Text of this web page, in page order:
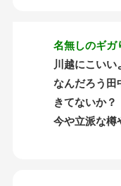
名無しのギガ
川越にこいい
なんだろう田
きてないか？
今や立派な樽